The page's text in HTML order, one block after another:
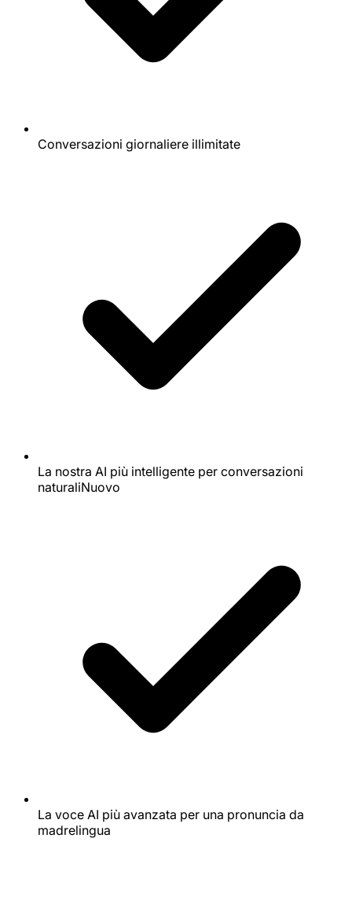
Conversazioni giornaliere illimitate
La nostra AI più intelligente per conversazioni
naturaliNuovo
La voce AI più avanzata per una pronuncia da
madrelingua